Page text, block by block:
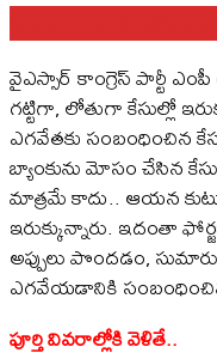
వైఎస్సార్ కాంగ్రెస్ పార్టీ
గట్టిగా, లోతుగా కేసుల్లో
ఎగవేతకు సంబంధించిన
బ్యాంకును మోసం చేసిన
మాత్రమే కాదు.. ఆయన
ఇరుక్కున్నారు. ఇదంతా
అప్పులు పొందడం,
ఎగవేయడానికి
పూర్తి వివరాల్లోకి వెళితే..